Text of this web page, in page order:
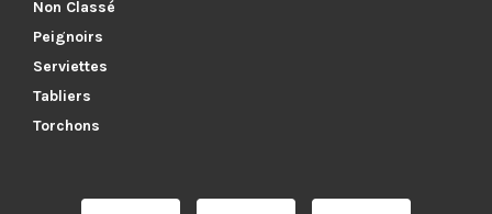
Non Classé
Peignoirs
Serviettes
Tabliers
Torchons